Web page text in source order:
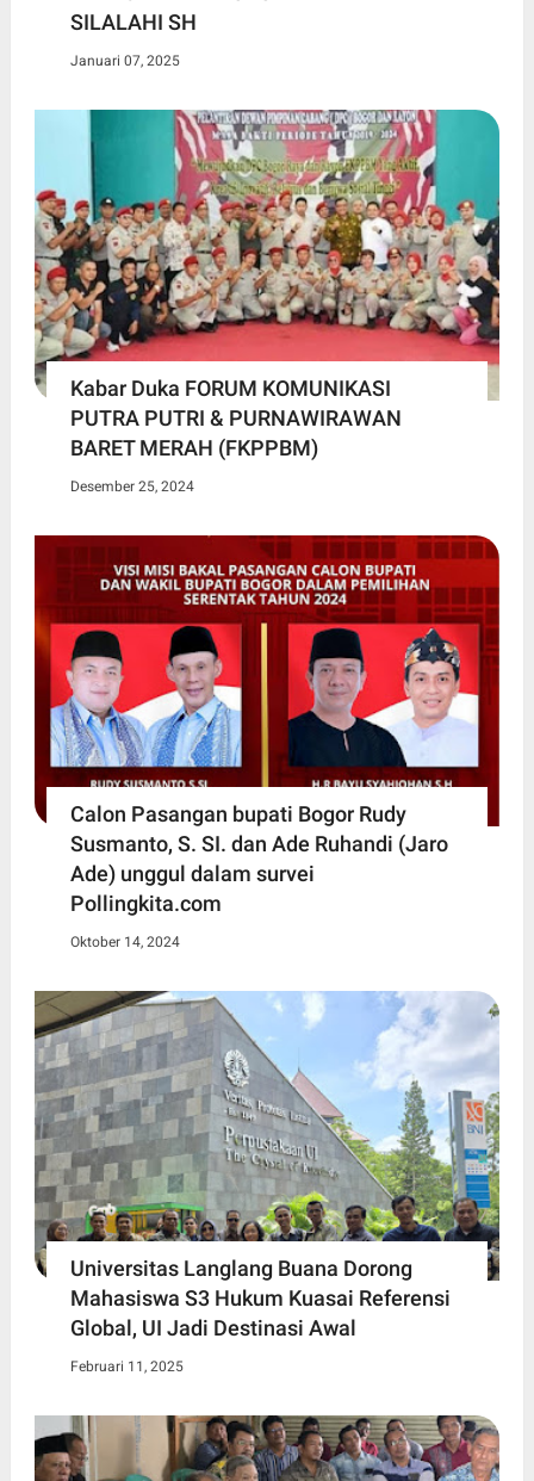
SILALAHI SH
Januari 07, 2025
Kabar Duka FORUM KOMUNIKASI
PUTRA PUTRI & PURNAWIRAWAN
BARET MERAH (FKPPBM)
Desember 25, 2024
Calon Pasangan bupati Bogor Rudy
Susmanto, S. SI. dan Ade Ruhandi (Jaro
Ade) unggul dalam survei
Pollingkita.com
Oktober 14, 2024
Universitas Langlang Buana Dorong
Mahasiswa S3 Hukum Kuasai Referensi
Global, UI Jadi Destinasi Awal
Februari 11, 2025